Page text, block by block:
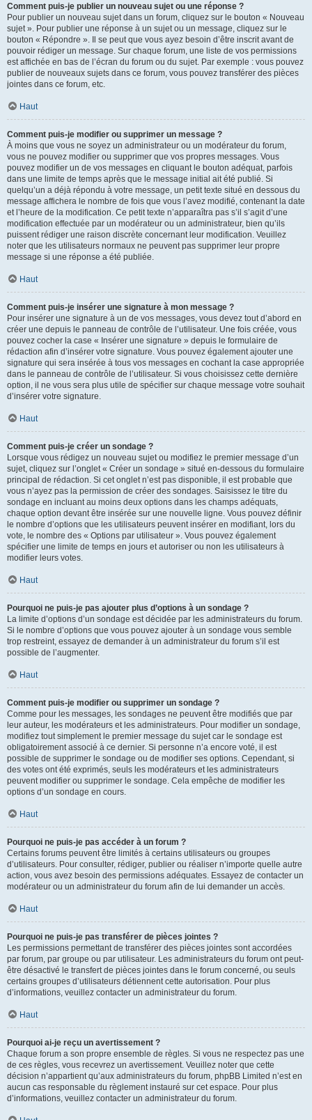
Comment puis-je publier un nouveau sujet ou une réponse ?
Pour publier un nouveau sujet dans un forum, cliquez sur le bouton « Nouveau
sujet ». Pour publier une réponse à un sujet ou un message, cliquez sur le
bouton « Répondre ». Il se peut que vous ayez besoin d’être inscrit avant de
pouvoir rédiger un message. Sur chaque forum, une liste de vos permissions
est affichée en bas de l’écran du forum ou du sujet. Par exemple : vous pouvez
publier de nouveaux sujets dans ce forum, vous pouvez transférer des pièces
jointes dans ce forum, etc.
Haut
Comment puis-je modifier ou supprimer un message ?
À moins que vous ne soyez un administrateur ou un modérateur du forum,
vous ne pouvez modifier ou supprimer que vos propres messages. Vous
pouvez modifier un de vos messages en cliquant le bouton adéquat, parfois
dans une limite de temps après que le message initial ait été publié. Si
quelqu’un a déjà répondu à votre message, un petit texte situé en dessous du
message affichera le nombre de fois que vous l’avez modifié, contenant la date
et l’heure de la modification. Ce petit texte n’apparaîtra pas s’il s’agit d’une
modification effectuée par un modérateur ou un administrateur, bien qu’ils
puissent rédiger une raison discrète concernant leur modification. Veuillez
noter que les utilisateurs normaux ne peuvent pas supprimer leur propre
message si une réponse a été publiée.
Haut
Comment puis-je insérer une signature à mon message ?
Pour insérer une signature à un de vos messages, vous devez tout d’abord en
créer une depuis le panneau de contrôle de l’utilisateur. Une fois créée, vous
pouvez cocher la case « Insérer une signature » depuis le formulaire de
rédaction afin d’insérer votre signature. Vous pouvez également ajouter une
signature qui sera insérée à tous vos messages en cochant la case appropriée
dans le panneau de contrôle de l’utilisateur. Si vous choisissez cette dernière
option, il ne vous sera plus utile de spécifier sur chaque message votre souhait
d’insérer votre signature.
Haut
Comment puis-je créer un sondage ?
Lorsque vous rédigez un nouveau sujet ou modifiez le premier message d’un
sujet, cliquez sur l’onglet « Créer un sondage » situé en-dessous du formulaire
principal de rédaction. Si cet onglet n’est pas disponible, il est probable que
vous n’ayez pas la permission de créer des sondages. Saisissez le titre du
sondage en incluant au moins deux options dans les champs adéquats,
chaque option devant être insérée sur une nouvelle ligne. Vous pouvez définir
le nombre d’options que les utilisateurs peuvent insérer en modifiant, lors du
vote, le nombre des « Options par utilisateur ». Vous pouvez également
spécifier une limite de temps en jours et autoriser ou non les utilisateurs à
modifier leurs votes.
Haut
Pourquoi ne puis-je pas ajouter plus d’options à un sondage ?
La limite d’options d’un sondage est décidée par les administrateurs du forum.
Si le nombre d’options que vous pouvez ajouter à un sondage vous semble
trop restreint, essayez de demander à un administrateur du forum s’il est
possible de l’augmenter.
Haut
Comment puis-je modifier ou supprimer un sondage ?
Comme pour les messages, les sondages ne peuvent être modifiés que par
leur auteur, les modérateurs et les administrateurs. Pour modifier un sondage,
modifiez tout simplement le premier message du sujet car le sondage est
obligatoirement associé à ce dernier. Si personne n’a encore voté, il est
possible de supprimer le sondage ou de modifier ses options. Cependant, si
des votes ont été exprimés, seuls les modérateurs et les administrateurs
peuvent modifier ou supprimer le sondage. Cela empêche de modifier les
options d’un sondage en cours.
Haut
Pourquoi ne puis-je pas accéder à un forum ?
Certains forums peuvent être limités à certains utilisateurs ou groupes
d’utilisateurs. Pour consulter, rédiger, publier ou réaliser n’importe quelle autre
action, vous avez besoin des permissions adéquates. Essayez de contacter un
modérateur ou un administrateur du forum afin de lui demander un accès.
Haut
Pourquoi ne puis-je pas transférer de pièces jointes ?
Les permissions permettant de transférer des pièces jointes sont accordées
par forum, par groupe ou par utilisateur. Les administrateurs du forum ont peut-
être désactivé le transfert de pièces jointes dans le forum concerné, ou seuls
certains groupes d’utilisateurs détiennent cette autorisation. Pour plus
d’informations, veuillez contacter un administrateur du forum.
Haut
Pourquoi ai-je reçu un avertissement ?
Chaque forum a son propre ensemble de règles. Si vous ne respectez pas une
de ces règles, vous recevrez un avertissement. Veuillez noter que cette
décision n’appartient qu’aux administrateurs du forum, phpBB Limited n’est en
aucun cas responsable du règlement instauré sur cet espace. Pour plus
d’informations, veuillez contacter un administrateur du forum.